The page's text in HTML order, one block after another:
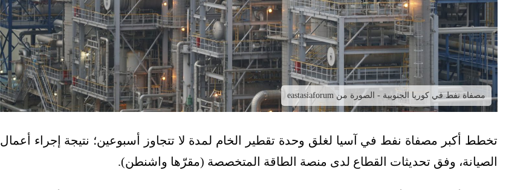
مصفاة نفط في كوريا الجنوبية - الصورة من eastasiaforum
تخطط أكبر مصفاة نفط في آسيا لغلق وحدة تقطير الخام لمدة لا تتجاوز أسبوعين؛ نتيجة إجراء أعمال
الصيانة، وفق تحديثات القطاع لدى منصة الطاقة المتخصصة (مقرّها واشنطن).